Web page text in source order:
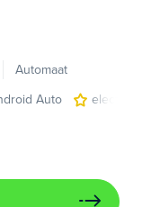
Automaat
Auto